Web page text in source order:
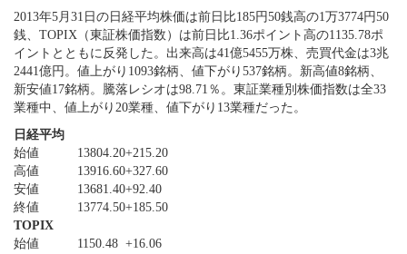
2013年5月31日の日経平均株価は前日比185円50銭高の1万3774円50
銭、TOPIX（東証株価指数）は前日比1.36ポイント高の1135.78ポ
イントとともに反発した。出来高は41億5455万株、売買代金は3兆
2441億円。値上がり1093銘柄、値下がり537銘柄。新高値8銘柄、
新安値17銘柄。騰落レシオは98.71％。東証業種別株価指数は全33
業種中、値上がり20業種、値下がり13業種だった。
日経平均
始値
13804.20+215.20
高値
13916.60+327.60
安値
13681.40+92.40
終値
13774.50+185.50
TOPIX
始値
1150.48 +16.06